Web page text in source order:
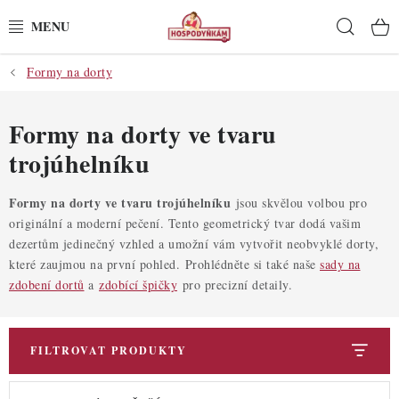
na
POTŘEBY
POMŮCKY
SUROVINY
DEKORACE
PRO OSLAVY
POCHUTINY
Formy na dorty
Formy na dorty ve tvaru
trojúhelníku
Formy na dorty ve tvaru trojúhelníku jsou skvělou volbou pro
originální a moderní pečení. Tento geometrický tvar dodá vašim
dezertům jedinečný vzhled a umožní vám vytvořit neobvyklé dorty,
které zaujmou na první pohled. Prohlédněte si také naše sady na
zdobení dortů a zdobící špičky pro precizní detaily.
FILTROVAT PRODUKTY
V
Ř